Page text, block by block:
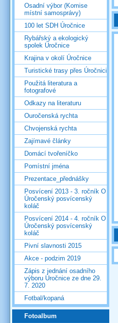
Osadní výbor (Komise
místní samosprávy)
100 let SDH Úročnice
Rybářský a ekologický
spolek Úročnice
Krajina v okolí Úročnice
Turistické trasy přes Úročnici
Použitá literatura a
fotografové
Odkazy na literaturu
Ouročenská rychta
Chvojenská rychta
Zajímavé články
Domácí tvořeníčko
Pomístní jména
Prezentace_přednášky
Posvícení 2013 - 3. ročník O
Úročenský posvícenský
koláč
Posvícení 2014 - 4. ročník O
Úročenský posvícenský
koláč
Pivní slavnosti 2015
Akce - podzim 2019
Zápis z jednání osadního
výboru Úročnice ze dne 29.
7. 2020
Fotbal/kopaná
Fotoalbum